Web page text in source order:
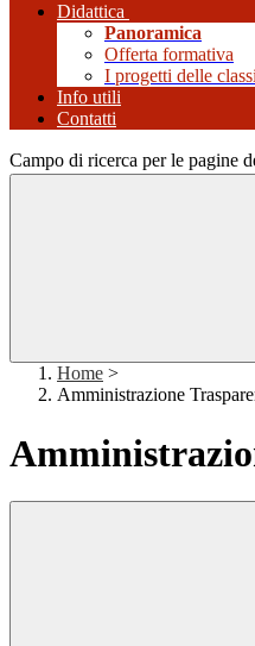
Didattica
Panoramica
Offerta formativa
I progetti delle classi
Info utili
Contatti
Campo di ricerca per le pagine
Home >
Amministrazione